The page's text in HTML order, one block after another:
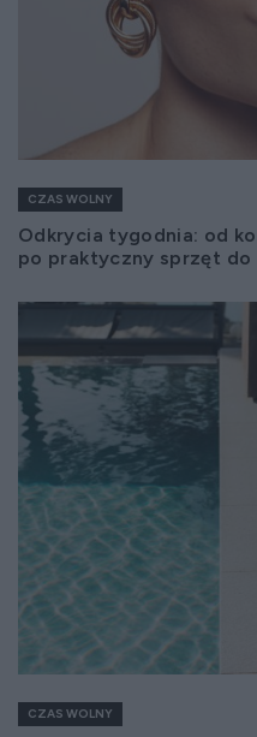
CZAS WOLNY
Odkrycia tygodnia: od
po praktyczny sprzęt do
CZAS WOLNY